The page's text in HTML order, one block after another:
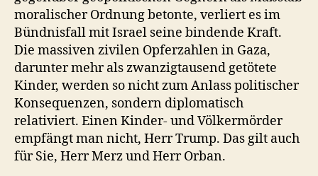
moralischer Ordnung betonte, verliert es im
Bündnisfall mit Israel seine bindende Kraft.
Die massiven zivilen Opferzahlen in Gaza,
darunter mehr als zwanzigtausend getötete
Kinder, werden so nicht zum Anlass politischer
Konsequenzen, sondern diplomatisch
relativiert. Einen Kinder- und Völkermörder
empfängt man nicht, Herr Trump. Das gilt auch
für Sie, Herr Merz und Herr Orban.